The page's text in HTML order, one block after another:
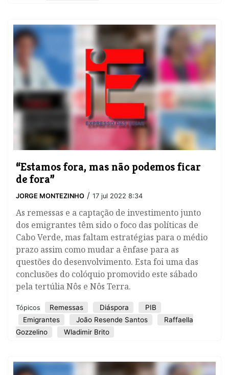
“Estamos fora, mas não podemos ficar
de fora”
JORGE MONTEZINHO / 17 jul 2022 8:34
As remessas e a captação de investimento junto
dos emigrantes têm sido o foco das políticas de
Cabo Verde, mas faltam estratégias para o médio
prazo assim como mudar a ênfase para as
questões do desenvolvimento. Esta foi uma das
conclusões do colóquio promovido este sábado
pela tertúlia Nôs e Nôs Terra.
Tópicos Remessas Diáspora
PIB
Emigrantes
João Resende Santos
Raffaella
Gozzelino
Wladimir Brito